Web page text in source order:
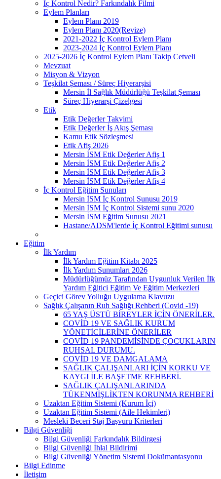
İç Kontrol Nedir? Farkındalık Filmi
Eylem Planları
Eylem Planı 2019
Eylem Planı 2020(Revize)
2021-2022 İç Kontrol Eylem Planı
2023-2024 İç Kontrol Eylem Planı
2025-2026 İç Kontrol Eylem Planı Takip Cetveli
Mevzuat
Misyon & Vizyon
Teşkilat Şeması / Süreç Hiyerarşisi
Mersin İl Sağlık Müdürlüğü Teşkilat Şeması
Süreç Hiyerarşi Çizelgesi
Etik
Etik Değerler Takvimi
Etik Değerler İş Akış Şeması
Kamu Etik Sözleşmesi
Etik Afiş 2026
Mersin İSM Etik Değerler Afiş 1
Mersin İSM Etik Değerler Afiş 2
Mersin İSM Etik Değerler Afiş 3
Mersin İSM Etik Değerler Afiş 4
İç Kontrol Eğitim Sunuları
Mersin İSM İç Kontrol Sunusu 2019
Mersin İSM İç Kontrol Sistemi sunu 2020
Mersin İSM Eğitim Sunusu 2021
Hastane/ADSM'lerde İç Kontrol Eğitimi sunusu
Eğitim
İlk Yardım
İlk Yardım Eğitim Kitabı 2025
İlk Yardım Sunumları 2026
Müdürlüğümüz Tarafından Uygunluk Verilen İlk
Yardım Eğitici Eğitim Ve Eğitim Merkezleri
Geçici Görev Yolluğu Uygulama Klavuzu
Sağlık Çalışanın Ruh Sağlığı Rehberi (Covid -19)
65 YAŞ ÜSTÜ BİREYLER İÇİN ÖNERİLER.
COVİD 19 VE SAĞLIK KURUM
YÖNETİCİLERİNE ÖNERİLER
COVİD 19 PANDEMİSİNDE ÇOCUKLARIN
RUHSAL DURUMU.
COVİD 19 VE DAMGALAMA
SAĞLIK ÇALIŞANLARI İÇİN KORKU VE
KAYGI İLE BAŞETME REHBERİ.
SAĞLIK ÇALIŞANLARINDA
TÜKENMİŞLİKTEN KORUNMA REHBERİ
Uzaktan Eğitim Sistemi (Kurum İçi)
Uzaktan Eğitim Sistemi (Aile Hekimleri)
Mesleki Beceri Staj Başvuru Kriterleri
Bilgi Güvenliği
Bilgi Güvenliği Farkındalık Bildirgesi
Bilgi Güvenliği İhlal Bildirimi
Bilgi Güvenliği Yönetim Sistemi Dokümantasyonu
Bilgi Edinme
İletişim